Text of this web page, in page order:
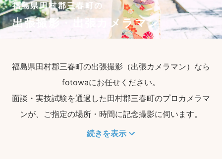
福島県田村郡三春町の
出張撮影・出張カメラマン
福島県田村郡三春町の出張撮影（出張カメラマン）なら
fotowaにお任せください。
面談・実技試験を通過した田村郡三春町のプロカメラマ
ンが、ご指定の場所・時間に記念撮影に伺います。
続きを表示